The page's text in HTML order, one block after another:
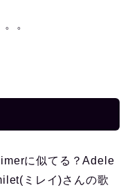
。
に似てる？Adele
ミレイ)さんの歌